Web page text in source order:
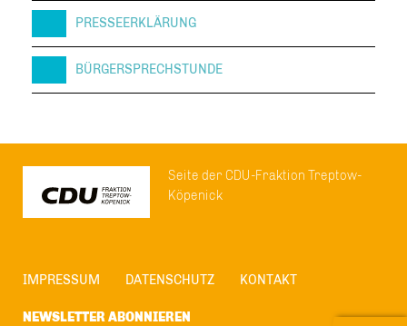
PRESSEERKLÄRUNG
BÜRGERSPRECHSTUNDE
Seite der CDU-Fraktion Treptow-
Köpenick
IMPRESSUM DATENSCHUTZ KONTAKT
NEWSLETTER ABONNIEREN